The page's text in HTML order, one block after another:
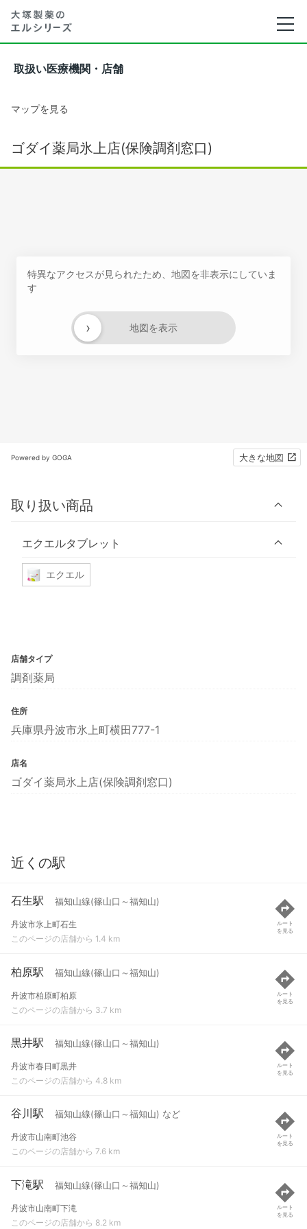
取扱い医療機関・店舗
マップを見る
ゴダイ薬局氷上店(保険調剤窓口)
特異なアクセスが見られたため、地図を非表示にしていま
す
地図を表示
›
Powered by GOGA 大きな地図
取り扱い商品
エクエルタブレット
エクエル
店舗タイプ
調剤薬局
住所
兵庫県丹波市氷上町横田777-1
店名
ゴダイ薬局氷上店(保険調剤窓口)
近くの駅
石生駅 福知山線(篠山口～福知山)
丹波市氷上町石生
このページの店舗から 1.4 km
ルート
を見る
柏原駅 福知山線(篠山口～福知山)
丹波市柏原町柏原
このページの店舗から 3.7 km
ルート
を見る
黒井駅 福知山線(篠山口～福知山)
丹波市春日町黒井
このページの店舗から 4.8 km
ルート
を見る
谷川駅 福知山線(篠山口～福知山) など
丹波市山南町池谷
このページの店舗から 7.6 km
ルート
を見る
下滝駅 福知山線(篠山口～福知山)
丹波市山南町下滝
このページの店舗から 8.2 km
ルート
を見る